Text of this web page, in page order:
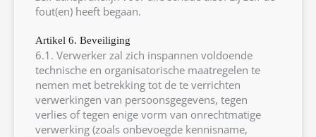
fout(en) heeft begaan.
Artikel 6. Beveiliging
6.1. Verwerker zal zich inspannen voldoende
technische en organisatorische maatregelen te
nemen met betrekking tot de te verrichten
verwerkingen van persoonsgegevens, tegen
verlies of tegen enige vorm van onrechtmatige
verwerking (zoals onbevoegde kennisname,